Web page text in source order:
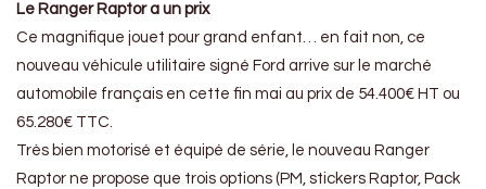
Le Ranger Raptor a un prix
Ce magnifique jouet pour grand enfant… en fait non, ce
nouveau véhicule utilitaire signé Ford arrive sur le marché
automobile français en cette fin mai au prix de 54.400€ HT ou
65.280€ TTC.
Très bien motorisé et équipé de série, le nouveau Ranger
Raptor ne propose que trois options (PM, stickers Raptor, Pack